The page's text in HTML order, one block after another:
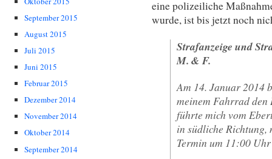
September 2015
August 2015
Juli 2015
Juni 2015
Februar 2015
Dezember 2014
November 2014
Oktober 2014
September 2014
eine polizeiliche
wurde, ist bis jetzt noch
Strafanzeige und
M. & F.
Am 14. Januar 2014
meinem Fahrrad
führte mich vom
in südliche
Termin um 11:00